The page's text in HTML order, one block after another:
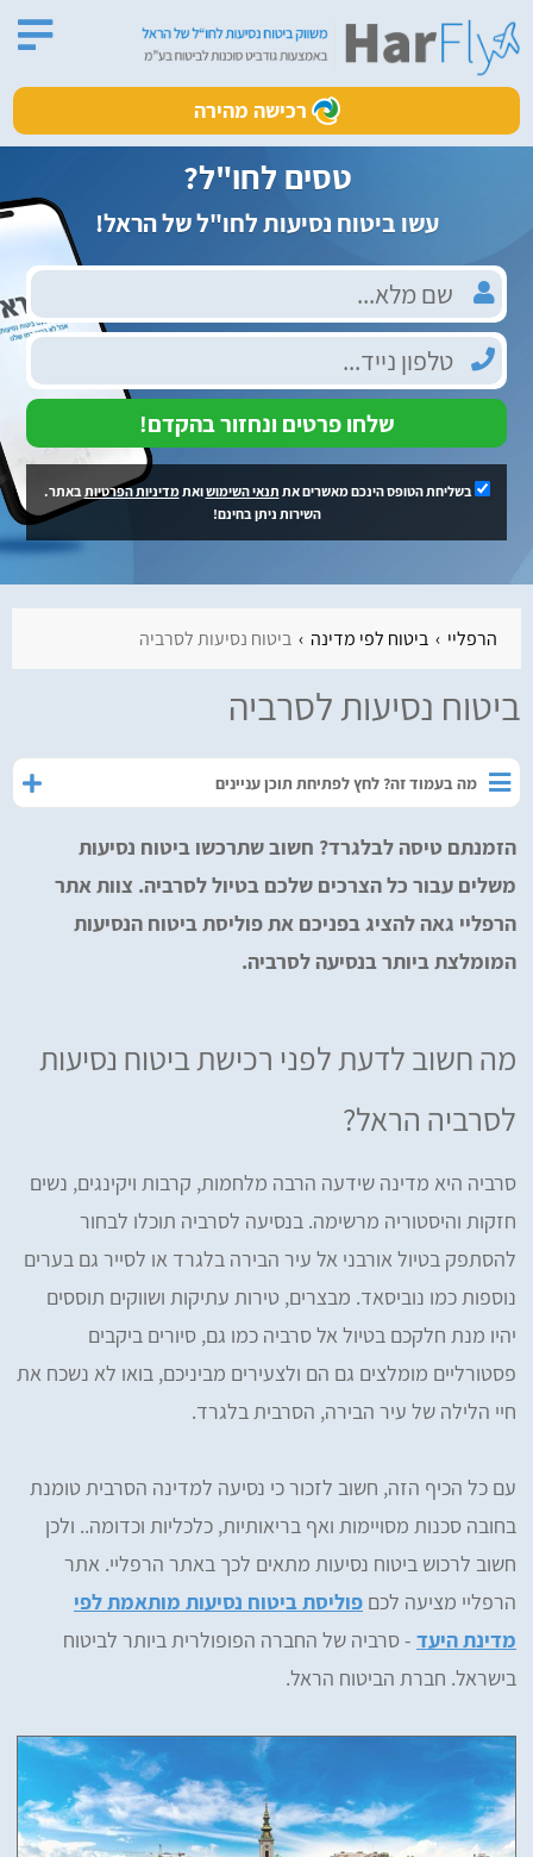
רכישה מהירה
טסים לחו"ל?
עשו ביטוח נסיעות לחו"ל של הראל!
שלחו פרטים ונחזור בהקדם!
בשליחת הטופס הינכם מאשרים את תנאי השימושואתמדיניות הפרטיותבאתר.
השירות ניתן בחינם!
הרפליי ביטוח לפי מדינה ביטוח נסיעות לסרביה
ביטוח נסיעות לסרביה
מה בעמוד זה? לחץ לפתיחת תוכן עניינים
הזמנתם טיסה לבלגרד? חשוב שתרכשו ביטוח נסיעות
משלים עבור כל הצרכים שלכם בטיול לסרביה. צוות אתר
הרפליי גאה להציג בפניכם את פוליסת ביטוח הנסיעות
המומלצת ביותר בנסיעה לסרביה.
מה חשוב לדעת לפני רכישת ביטוח נסיעות
לסרביה הראל?
סרביה היא מדינה שידעה הרבה מלחמות, קרבות ויקינגים, נשים
חזקות והיסטוריה מרשימה. בנסיעה לסרביה תוכלו לבחור
להסתפק בטיול אורבני אל עיר הבירה בלגרד או לסייר גם בערים
נוספות כמו נוביסאד. מבצרים, טירות עתיקות ושווקים תוססים
יהיו מנת חלקכם בטיול אל סרביה כמו גם, סיורים ביקבים
פסטורליים מומלצים גם הם ולצעירים מביניכם, בואו לא נשכח את
חיי הלילה של עיר הבירה, הסרבית בלגרד.
עם כל הכיף הזה, חשוב לזכור כי נסיעה למדינה הסרבית טומנת
בחובה סכנות מסויימות ואף בריאותיות, כלכליות וכדומה.. ולכן
חשוב לרכוש ביטוח נסיעות מתאים לכך באתר הרפליי. אתר
הרפליי מציעה לכם פוליסת ביטוח נסיעות מותאמת לפי
מדינת היעד - סרביה של החברה הפופולרית ביותר לביטוח
בישראל. חברת הביטוח הראל.